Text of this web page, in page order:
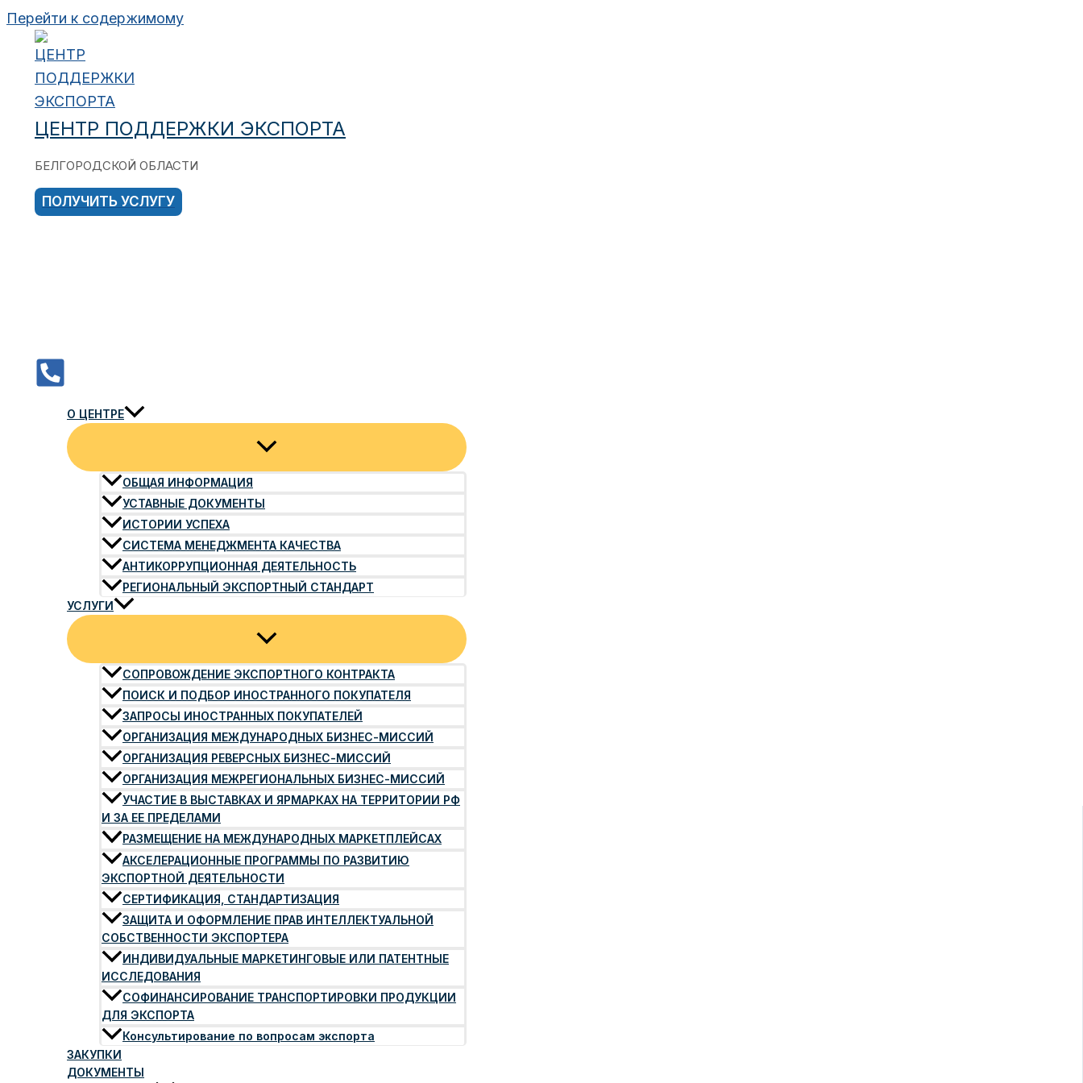
Перейти к содержимому
ЦЕНТР ПОДДЕРЖКИ ЭКСПОРТА
БЕЛГОРОДСКОЙ ОБЛАСТИ
ПОЛУЧИТЬ УСЛУГУ
О ЦЕНТРЕ
ОБЩАЯ ИНФОРМАЦИЯ
УСТАВНЫЕ ДОКУМЕНТЫ
ИСТОРИИ УСПЕХА
СИСТЕМА МЕНЕДЖМЕНТА КАЧЕСТВА
АНТИКОРРУПЦИОННАЯ ДЕЯТЕЛЬНОСТЬ
РЕГИОНАЛЬНЫЙ ЭКСПОРТНЫЙ СТАНДАРТ
УСЛУГИ
СОПРОВОЖДЕНИЕ ЭКСПОРТНОГО КОНТРАКТА
ПОИСК И ПОДБОР ИНОСТРАННОГО ПОКУПАТЕЛЯ
ЗАПРОСЫ ИНОСТРАННЫХ ПОКУПАТЕЛЕЙ
ОРГАНИЗАЦИЯ МЕЖДУНАРОДНЫХ БИЗНЕС-МИССИЙ
ОРГАНИЗАЦИЯ РЕВЕРСНЫХ БИЗНЕС-МИССИЙ
ОРГАНИЗАЦИЯ МЕЖРЕГИОНАЛЬНЫХ БИЗНЕС-МИССИЙ
УЧАСТИЕ В ВЫСТАВКАХ И ЯРМАРКАХ НА ТЕРРИТОРИИ РФ
И ЗА ЕЕ ПРЕДЕЛАМИ
РАЗМЕЩЕНИЕ НА МЕЖДУНАРОДНЫХ МАРКЕТПЛЕЙСАХ
АКСЕЛЕРАЦИОННЫЕ ПРОГРАММЫ ПО РАЗВИТИЮ
ЭКСПОРТНОЙ ДЕЯТЕЛЬНОСТИ
СЕРТИФИКАЦИЯ, СТАНДАРТИЗАЦИЯ
ЗАЩИТА И ОФОРМЛЕНИЕ ПРАВ ИНТЕЛЛЕКТУАЛЬНОЙ
СОБСТВЕННОСТИ ЭКСПОРТЕРА
ИНДИВИДУАЛЬНЫЕ МАРКЕТИНГОВЫЕ ИЛИ ПАТЕНТНЫЕ
ИССЛЕДОВАНИЯ
СОФИНАНСИРОВАНИЕ ТРАНСПОРТИРОВКИ ПРОДУКЦИИ
ДЛЯ ЭКСПОРТА
Консультирование по вопросам экспорта
ЗАКУПКИ
ДОКУМЕНТЫ